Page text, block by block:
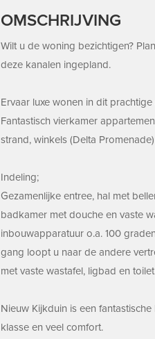
OMSCHRIJVING
Wilt u de woning bezichtigen?
deze kanalen ingepland.
Ervaar luxe wonen in dit
Fantastisch vierkamer
strand, winkels (Delta
Indeling;
Gezamenlijke entree, hal met
badkamer met douche en vaste
inbouwapparatuur o.a. 100
gang loopt u naar de andere
met vaste wastafel, ligbad en
Nieuw Kijkduin is een
klasse en veel comfort.